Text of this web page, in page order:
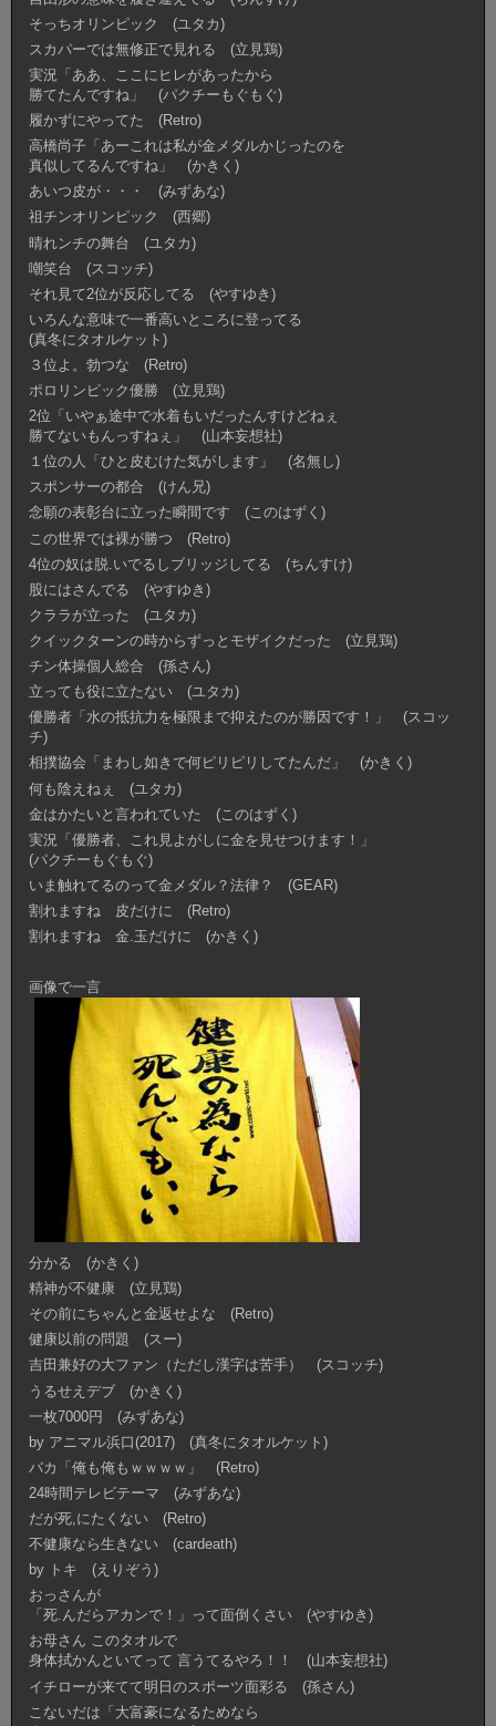
そっちオリンピック (ユタカ)
スカパーでは無修正で見れる (立見鶏)
実況「ああ、ここにヒレがあったから
勝てたんですね」 (パクチーもぐもぐ)
履かずにやってた (Retro)
高橋尚子「あーこれは私が金メダルかじったのを
真似してるんですね」 (かきく)
あいつ皮が・・・ (みずあな)
祖チンオリンピック (西郷)
晴れンチの舞台 (ユタカ)
嘲笑台 (スコッチ)
それ見て2位が反応してる (やすゆき)
いろんな意味で一番高いところに登ってる
(真冬にタオルケット)
３位よ。勃つな (Retro)
ポロリンピック優勝 (立見鶏)
2位「いやぁ途中で水着もいだったんすけどねぇ
勝てないもんっすねぇ」 (山本妄想社)
１位の人「ひと皮むけた気がします」 (名無し)
スポンサーの都合 (けん兄)
念願の表彰台に立った瞬間です (このはずく)
この世界では裸が勝つ (Retro)
4位の奴は脱.いでるしブリッジしてる (ちんすけ)
股にはさんでる (やすゆき)
クララが立った (ユタカ)
クイックターンの時からずっとモザイクだった (立見鶏)
チン体操個人総合 (孫さん)
立っても役に立たない (ユタカ)
優勝者「水の抵抗力を極限まで抑えたのが勝因です！」 (スコッ
チ)
相撲協会「まわし如きで何ピリピリしてたんだ」 (かきく)
何も陰えねぇ (ユタカ)
金はかたいと言われていた (このはずく)
実況「優勝者、これ見よがしに金を見せつけます！」
(パクチーもぐもぐ)
いま触れてるのって金メダル？法律？ (GEAR)
割れますね 皮だけに (Retro)
割れますね 金.玉だけに (かきく)
画像で一言
分かる (かきく)
精神が不健康 (立見鶏)
その前にちゃんと金返せよな (Retro)
健康以前の問題 (スー)
吉田兼好の大ファン（ただし漢字は苦手） (スコッチ)
うるせえデブ (かきく)
一枚7000円 (みずあな)
by アニマル浜口(2017) (真冬にタオルケット)
バカ「俺も俺もｗｗｗｗ」 (Retro)
24時間テレビテーマ (みずあな)
だが死,にたくない (Retro)
不健康なら生きない (cardeath)
by トキ (えりぞう)
おっさんが
「死.んだらアカンで！」って面倒くさい (やすゆき)
お母さん このタオルで
身体拭かんといてって 言うてるやろ！！ (山本妄想社)
イチローが来てて明日のスポーツ面彩る (孫さん)
こないだは「大富豪になるためなら